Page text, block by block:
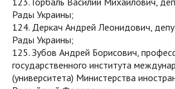
Рады Украины;
124. Деркач Андрей Леонидович,
Рады Украины;
125. Зубов Андрей Борисович,
государственного института
(университета) Министерства